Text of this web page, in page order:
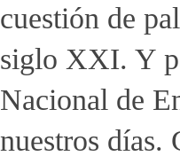
cuestión de
siglo XXI. Y
Nacional de
nuestros días.